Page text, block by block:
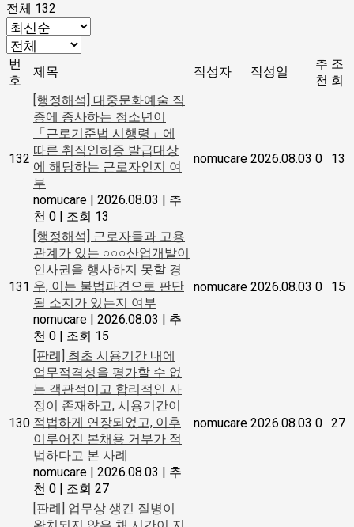
전체 132
번
호
제목 작성자 작성일
추
천
조
회
132
[행정해석] 대중문화예술 직
종에 종사하는 청소년이
「근로기준법 시행령」에
따른 취직인허증 발급대상
에 해당하는 근로자인지 여
부
nomucare | 2026.08.03 | 추
천 0 | 조회 13
nomucare 2026.08.03 0 13
131
[행정해석] 근로자들과 고용
관계가 있는 ○○○산업개발이
인사권을 행사하지 못할 경
우, 이는 불법파견으로 판단
될 소지가 있는지 여부
nomucare | 2026.08.03 | 추
천 0 | 조회 15
nomucare 2026.08.03 0 15
130
[판례] 최초 시용기간 내에
업무적격성을 평가할 수 없
는 객관적이고 합리적인 사
정이 존재하고, 시용기간이
적법하게 연장되었고, 이후
이루어진 본채용 거부가 적
법하다고 본 사례
nomucare | 2026.08.03 | 추
천 0 | 조회 27
nomucare 2026.08.03 0 27
[판례] 업무상 생긴 질병이